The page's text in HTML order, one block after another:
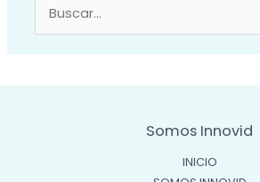
Buscar
por:
Somos Innovid
INICIO